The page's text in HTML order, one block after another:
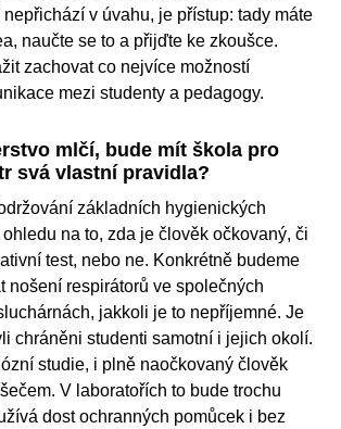
v úvahu, je přístup: tady máte
naučte se to a přijďte ke zkoušce.
zachovat co nejvíce možností
mezi studenty a pedagogy.
mlčí, bude mít škola pro
svá vlastní pravidla?
základních hygienických
na to, zda je člověk očkovaný, či
test, nebo ne. Konkrétně budeme
nošení respirátorů ve společných
jakkoli je to nepříjemné. Je
chráněni studenti samotní i jejich okolí.
studie, i plně naočkovaný člověk
V laboratořích to bude trochu
dost ochranných pomůcek i bez